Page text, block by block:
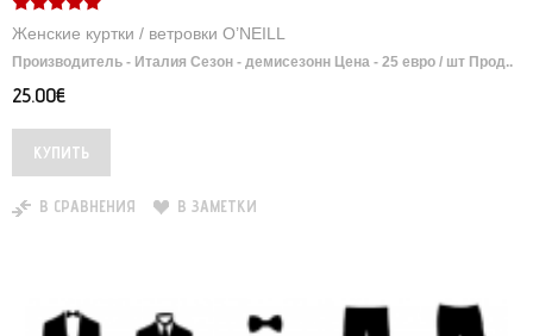
Женские куртки / ветровки O’NEILL
Производитель - Италия Сезон - демисезонн Цена - 25 евро / шт Прод..
25.00€
В СРАВНЕНИЯ В ЗАМЕТКИ